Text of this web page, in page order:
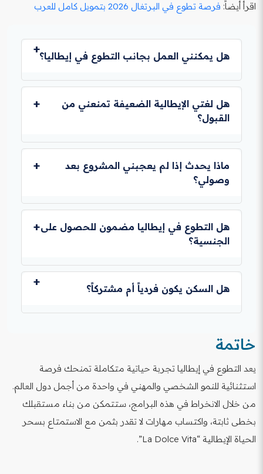
اقرأ أيضاً: فرصة تطوع في البرتغال 2026 بتمويل كامل للعرب
هل يمكنني العمل بجانب التطوع في إيطاليا؟
قانوناً، لا تسمح فيزا التطوع (D) بالعمل الرسمي براتب
كامل، لكن يمكنك القيام ببعض الأعمال الحرة البسيطة عبر
الإنترنت طالما لا تتعارض مع ساعات العمل التطوعي
اقرأ أيضاً:فرصة تطوع في ألمانيا للشباب العرب بتمويل كامل
هل لغتي الإيطالية الضعيفة تمنعني من
القبول؟
إطلاقاً، فمعظم البرامج تطلب مستوى معقولاً من اللغة
الإنجليزية فقط، وتوفر لك دورات مكثفة لتعلم الإيطالية فور
وصولك، حيث يعد تعلم اللغة جزءاً أساسياً من أهداف
اقرأ أيضاً:
فرصة تطوع في بلغاريا كاملة التمويل لـ 6
ماذا يحدث إذا لم يعجبني المشروع بعد
وصولي؟
يوجد نظام للدعم النفسي والإداري، ويمكنك مناقشة
مشاكلك مع المنسق، وفي حالات نادرة يمكن طلب تغيير
المشروع أو العودة لبلدك، لكن يُفضل دائماً محاولة التأقلم
هل التطوع في إيطاليا مضمون للحصول على
الجنسية؟
التطوع في حد ذاته لا يمنح الجنسية، لكنه يمنحك خبرة
أوروبية، لغة، وعلاقات، مما قد يسهل عليك الحصول على عقد
عمل لاحقاً، وهو الطريق القانوني نحو الإقامة الدائمة
والجنسية.
هل السكن يكون فردياً أم مشتركاً؟
المشتركة، وهو جزء من تجربة التبادل الثقافي والاجتماعي
العالمية.
خاتمة
يعد التطوع في إيطاليا تجربة حياتية متكاملة تمنحك فرصة
استثنائية للنمو الشخصي والمهني في واحدة من أجمل دول العالم.
من خلال الانخراط في هذه البرامج، ستتمكن من بناء مستقبلك
بخطى ثابتة، واكتساب مهارات لا تقدر بثمن مع الاستمتاع بسحر
الحياة الإيطالية “La Dolce Vita”.